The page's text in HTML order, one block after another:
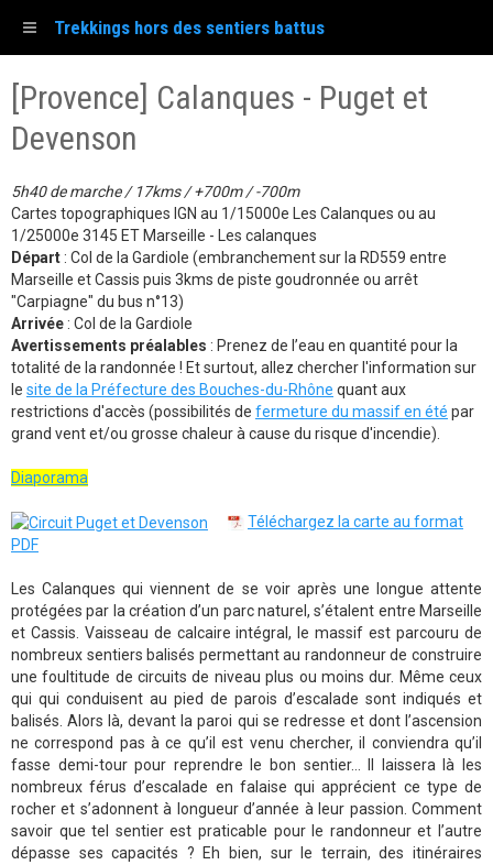
Trekkings hors des sentiers battus
[Provence] Calanques - Puget et
Devenson
5h40 de marche / 17kms / +700m / -700m
Cartes topographiques IGN au 1/15000e Les Calanques ou au
1/25000e 3145 ET Marseille - Les calanques
Départ : Col de la Gardiole (embranchement sur la RD559 entre
Marseille et Cassis puis 3kms de piste goudronnée ou arrêt
"Carpiagne" du bus n°13)
Arrivée : Col de la Gardiole
Avertissements préalables : Prenez de l’eau en quantité pour la
totalité de la randonnée ! Et surtout, allez chercher l'information sur
le site de la Préfecture des Bouches-du-Rhône quant aux
restrictions d'accès (possibilités de fermeture du massif en été par
grand vent et/ou grosse chaleur à cause du risque d'incendie).
Diaporama
Téléchargez la carte au format
PDF
Les Calanques qui viennent de se voir après une longue attente
protégées par la création d’un parc naturel, s’étalent entre Marseille
et Cassis. Vaisseau de calcaire intégral, le massif est parcouru de
nombreux sentiers balisés permettant au randonneur de construire
une foultitude de circuits de niveau plus ou moins dur. Même ceux
qui qui conduisent au pied de parois d’escalade sont indiqués et
balisés. Alors là, devant la paroi qui se redresse et dont l’ascension
ne correspond pas à ce qu’il est venu chercher, il conviendra qu’il
fasse demi-tour pour reprendre le bon sentier… Il laissera là les
nombreux férus d’escalade en falaise qui apprécient ce type de
rocher et s’adonnent à longueur d’année à leur passion. Comment
savoir que tel sentier est praticable pour le randonneur et l’autre
dépasse ses capacités ? Eh bien, sur le terrain, des itinéraires